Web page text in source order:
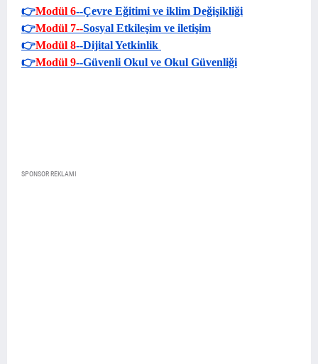
👉Modül 6--Çevre Eğitimi ve iklim Değişikliği
👉Modül 7--Sosyal Etkileşim ve iletişim
👉Modül 8--Dijital Yetkinlik
👉Modül 9--Güvenli Okul ve Okul Güvenliği
SPONSOR REKLAMI